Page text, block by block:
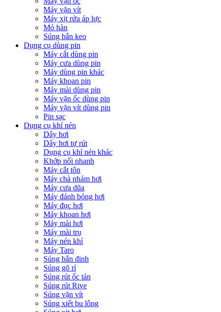
Máy vặn vít
Máy xịt rửa áp lực
Mỏ hàn
Súng bắn keo
Dụng cụ dùng pin
Máy cắt dùng pin
Máy cưa dùng pin
Máy dùng pin khác
Máy khoan pin
Máy mài dùng pin
Máy vặn ốc dùng pin
Máy vặn vít dùng pin
Pin sạc
Dụng cụ khí nén
Dây hơi
Dây hơi tự rút
Dụng cụ khí nén khác
Khớp nối nhanh
Máy cắt tôn
Máy chà nhám hơi
Máy cưa dũa
Máy đánh bóng hơi
Máy đục hơi
Máy khoan hơi
Máy mài hơi
Máy mài trụ
Máy nén khí
Máy Taro
Súng bắn đinh
Súng gõ rỉ
Súng rút ốc tán
Súng rút Rive
Súng vặn vít
Súng xiết bu lông